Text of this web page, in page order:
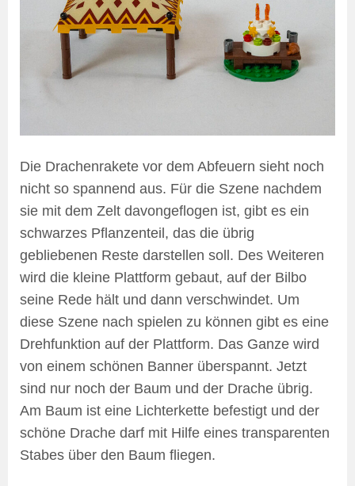
Die Drachenrakete vor dem Abfeuern sieht noch
nicht so spannend aus. Für die Szene nachdem
sie mit dem Zelt davongeflogen ist, gibt es ein
schwarzes Pflanzenteil, das die übrig
gebliebenen Reste darstellen soll. Des Weiteren
wird die kleine Plattform gebaut, auf der Bilbo
seine Rede hält und dann verschwindet. Um
diese Szene nach spielen zu können gibt es eine
Drehfunktion auf der Plattform. Das Ganze wird
von einem schönen Banner überspannt. Jetzt
sind nur noch der Baum und der Drache übrig.
Am Baum ist eine Lichterkette befestigt und der
schöne Drache darf mit Hilfe eines transparenten
Stabes über den Baum fliegen.